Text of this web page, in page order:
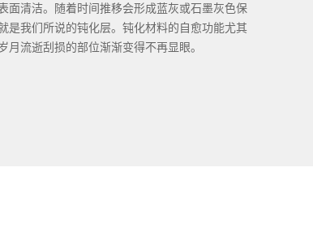
面清洁。随着时间推移会形成蓝灰或石墨灰色保
是我们所说的钝化层。钝化材料的自愈功能尤其
月流逝刮损的部位渐渐变得不再显眼。